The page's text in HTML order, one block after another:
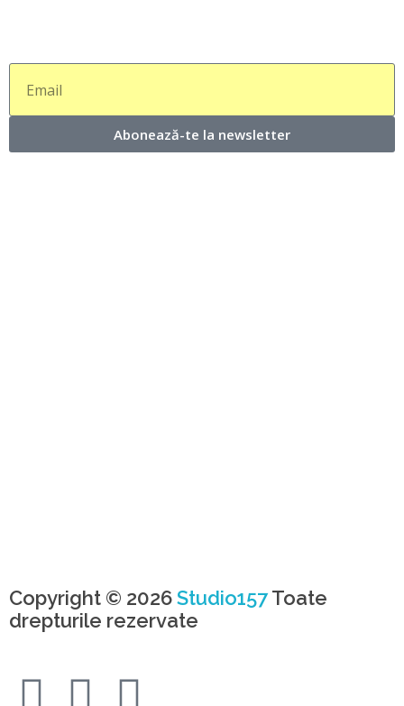
Abonează-te la newsletter
Copyright © 2026Studio157Toate
drepturile rezervate